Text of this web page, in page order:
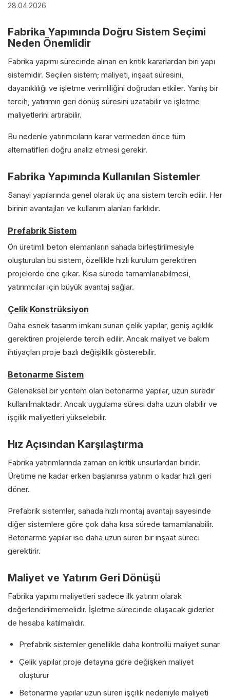
28.04.2026
Fabrika Yapımında Doğru Sistem Seçimi
Neden Önemlidir
Fabrika yapımı sürecinde alınan en kritik kararlardan biri yapı
sistemidir. Seçilen sistem; maliyeti, inşaat süresini,
dayanıklılığı ve işletme verimliliğini doğrudan etkiler. Yanlış bir
tercih, yatırımın geri dönüş süresini uzatabilir ve işletme
maliyetlerini artırabilir.
Bu nedenle yatırımcıların karar vermeden önce tüm
alternatifleri doğru analiz etmesi gerekir.
Fabrika Yapımında Kullanılan Sistemler
Sanayi yapılarında genel olarak üç ana sistem tercih edilir. Her
birinin avantajları ve kullanım alanları farklıdır.
Prefabrik Sistem
Ön üretimli beton elemanların sahada birleştirilmesiyle
oluşturulan bu sistem, özellikle hızlı kurulum gerektiren
projelerde öne çıkar. Kısa sürede tamamlanabilmesi,
yatırımcılar için büyük avantaj sağlar.
Çelik Konstrüksiyon
Daha esnek tasarım imkanı sunan çelik yapılar, geniş açıklık
gerektiren projelerde tercih edilir. Ancak maliyet ve bakım
ihtiyaçları proje bazlı değişiklik gösterebilir.
Betonarme Sistem
Geleneksel bir yöntem olan betonarme yapılar, uzun süredir
kullanılmaktadır. Ancak uygulama süresi daha uzun olabilir ve
işçilik maliyetleri yükselebilir.
Hız Açısından Karşılaştırma
Fabrika yatırımlarında zaman en kritik unsurlardan biridir.
Üretime ne kadar erken başlanırsa yatırım o kadar hızlı geri
döner.
Prefabrik sistemler, sahada hızlı montaj avantajı sayesinde
diğer sistemlere göre çok daha kısa sürede tamamlanabilir.
Betonarme yapılar ise daha uzun süren bir inşaat süreci
gerektirir.
Maliyet ve Yatırım Geri Dönüşü
Fabrika yapımı maliyetleri sadece ilk yatırım olarak
değerlendirilmemelidir. İşletme sürecinde oluşacak giderler
de hesaba katılmalıdır.
Prefabrik sistemler genellikle daha kontrollü maliyet sunar
Çelik yapılar proje detayına göre değişken maliyet
oluşturur
Betonarme yapılar uzun süren işçilik nedeniyle maliyeti